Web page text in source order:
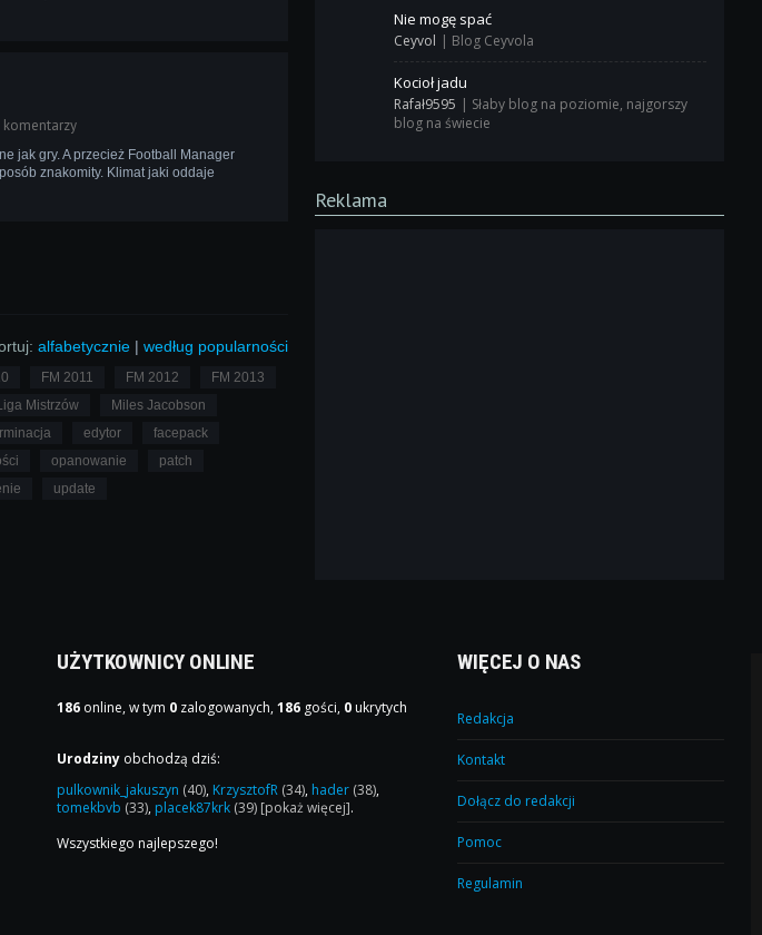
komentarzy
jak gry. A przecież Football Manager
znakomity. Klimat jaki oddaje
alfabetycznie |według popularności
FM 2011 FM 2012
FM 2013
Mistrzów
Miles Jacobson
edytor
facepack
opanowanie
patch
update
Nie mogę spać
Ceyvol | Blog Ceyvola
Kocioł jadu
Rafał9595 | Słaby blog na poziomie, najgorszy
blog na świecie
Reklama
UŻYTKOWNICY ONLINE
186 online, w tym 0 zalogowanych,186 gości, 0 ukrytych
Urodziny obchodzą dziś:
pulkownik_jakuszyn (40), KrzysztofR (34), hader (38),
tomekbvb (33), placek87krk (39) [pokaż więcej].
Wszystkiego najlepszego!
WIĘCEJ O NAS
Redakcja
Kontakt
Dołącz do redakcji
Pomoc
Regulamin